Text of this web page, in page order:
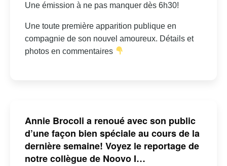
Une émission à ne pas manquer dès 6h30!
Une toute première apparition publique en
compagnie de son nouvel amoureux. Détails et
photos en commentaires
Annie Brocoli a renoué avec son public
d’une façon bien spéciale au cours de la
dernière semaine! Voyez le reportage de
notre collègue de Noovo I…